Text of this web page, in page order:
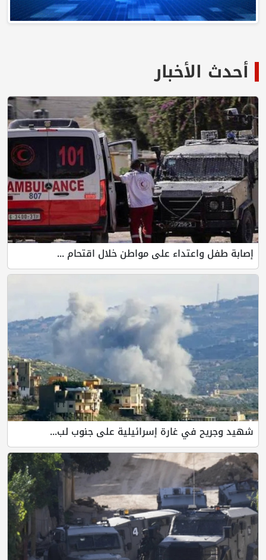
أحدث الأخبار
إصابة طفل واعتداء على مواطن خلال اقتحام ...
شهيد وجريح في غارة إسرائيلية على جنوب لب...